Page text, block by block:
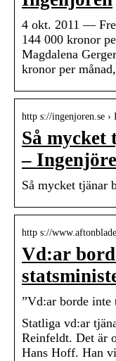
4 okt. 2011 —
144 000 kronor
Magdalena
kronor per
http s://ingenjoren.se ›
Så mycket
–
Så mycket tjänar
http s://
Vd:ar
”Vd:ar borde inte
Statliga vd:ar
Reinfeldt. Det är
Hans Hoff. Han